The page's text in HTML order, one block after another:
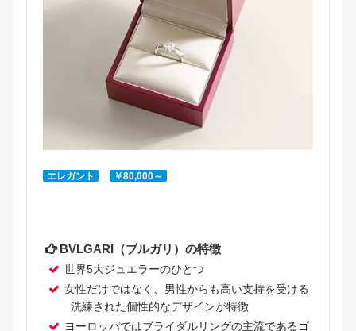
エレガント ￥80,000～
BVLGARI（ブルガリ）の特徴
世界5大ジュエラーのひとつ
女性だけではなく、男性からも高い支持を受ける
洗練された個性的なデザインが特徴
ヨーロッパではブライダルリングの主流であるゴ